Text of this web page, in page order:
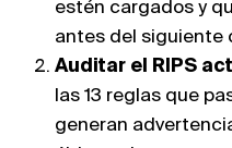
estén cargados y
antes del siguiente
Auditar el RIPS
las 13 reglas que
generan